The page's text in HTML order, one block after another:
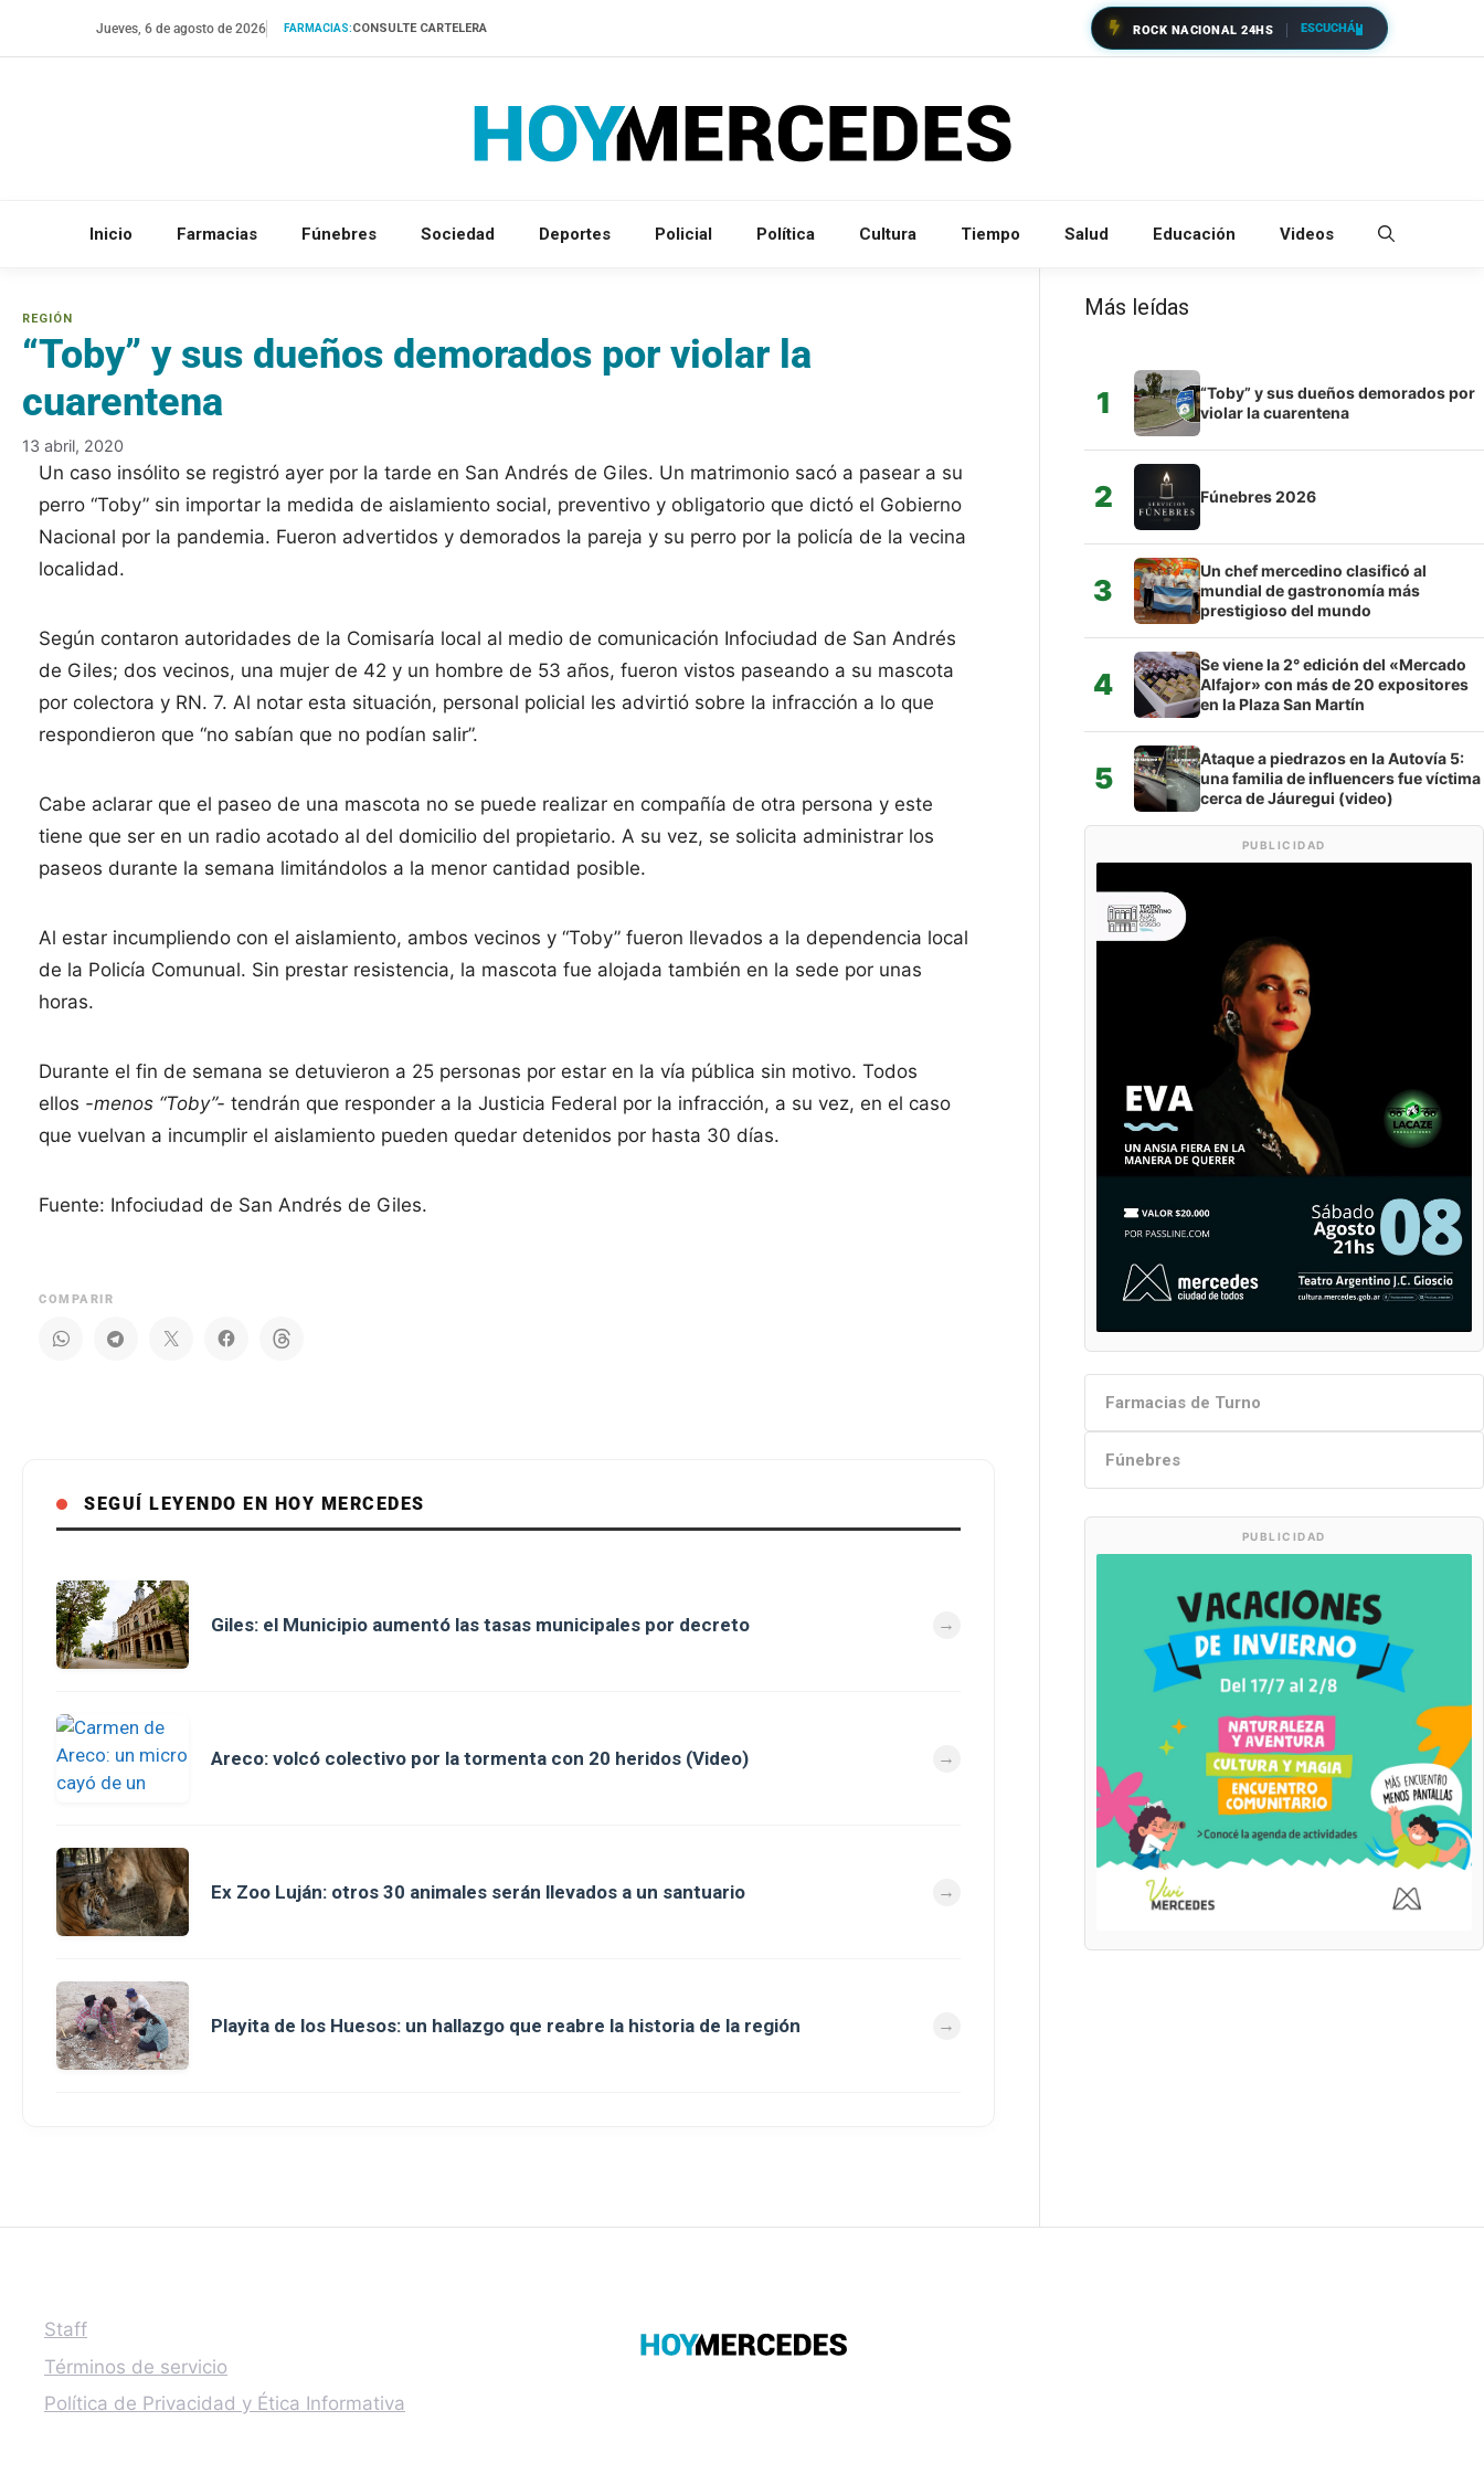
Jueves, 6 de agosto de 2026 FARMACIAS:CONSULTE CARTELERA ROCK NACIONAL 24HS ESCUCHÁ
Inicio Farmacias Fúnebres Sociedad Deportes Policial Política Cultura Tiempo Salud Educación Videos
“Toby” y sus dueños demorados por violar la
cuarentena
13 abril, 2020
Un caso insólito se registró ayer por la tarde en San Andrés de Giles. Un matrimonio sacó a pasear a su
perro “Toby” sin importar la medida de aislamiento social, preventivo y obligatorio que dictó el Gobierno
Nacional por la pandemia. Fueron advertidos y demorados la pareja y su perro por la policía de la vecina
localidad.
Según contaron autoridades de la Comisaría local al medio de comunicación Infociudad de San Andrés
de Giles; dos vecinos, una mujer de 42 y un hombre de 53 años, fueron vistos paseando a su mascota
por colectora y RN. 7. Al notar esta situación, personal policial les advirtió sobre la infracción a lo que
respondieron que “no sabían que no podían salir”.
Cabe aclarar que el paseo de una mascota no se puede realizar en compañía de otra persona y este
tiene que ser en un radio acotado al del domicilio del propietario. A su vez, se solicita administrar los
paseos durante la semana limitándolos a la menor cantidad posible.
Al estar incumpliendo con el aislamiento, ambos vecinos y “Toby” fueron llevados a la dependencia local
de la Policía Comunual. Sin prestar resistencia, la mascota fue alojada también en la sede por unas
horas.
Durante el fin de semana se detuvieron a 25 personas por estar en la vía pública sin motivo. Todos
ellos -menos “Toby”- tendrán que responder a la Justicia Federal por la infracción, a su vez, en el caso
que vuelvan a incumplir el aislamiento pueden quedar detenidos por hasta 30 días.
Fuente: Infociudad de San Andrés de Giles.
COMPARIR
SEGUÍ LEYENDO EN HOY MERCEDES
Giles: el Municipio aumentó las tasas municipales por decreto
Areco: volcó colectivo por la tormenta con 20 heridos (Video)
Ex Zoo Luján: otros 30 animales serán llevados a un santuario
Playita de los Huesos: un hallazgo que reabre la historia de la región
Más leídas
1
“Toby” y sus dueños demorados por
violar la cuarentena
2 Fúnebres 2026
3
Un chef mercedino clasificó al
mundial de gastronomía más
prestigioso del mundo
4
Se viene la 2° edición del «Mercado
Alfajor» con más de 20 expositores
en la Plaza San Martín
5
Ataque a piedrazos en la Autovía 5:
una familia de influencers fue víctima
cerca de Jáuregui (video)
PUBLICIDAD
Farmacias de Turno
Fúnebres
PUBLICIDAD
Staff
Términos de servicio
Política de Privacidad y Ética Informativa